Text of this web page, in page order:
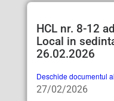
HCL nr. 8-12
Local in
26.02.2026
Deschide documentul
27/02/2026